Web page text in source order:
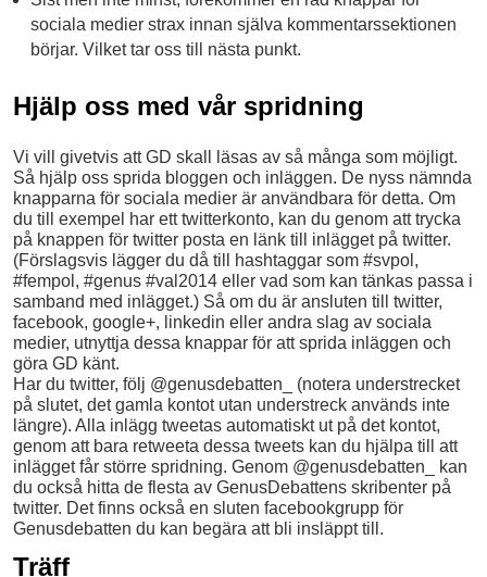
sociala medier strax innan själva kommentarssektionen
börjar. Vilket tar oss till nästa punkt.
Hjälp oss med vår spridning
Vi vill givetvis att GD skall läsas av så många som möjligt.
Så hjälp oss sprida bloggen och inläggen. De nyss nämnda
knapparna för sociala medier är användbara för detta. Om
du till exempel har ett twitterkonto, kan du genom att trycka
på knappen för twitter posta en länk till inlägget på twitter.
(Förslagsvis lägger du då till hashtaggar som #svpol,
#fempol, #genus #val2014 eller vad som kan tänkas passa i
samband med inlägget.) Så om du är ansluten till twitter,
facebook, google+, linkedin eller andra slag av sociala
medier, utnyttja dessa knappar för att sprida inläggen och
göra GD känt.
Har du twitter, följ @genusdebatten_ (notera understrecket
på slutet, det gamla kontot utan understreck används inte
längre). Alla inlägg tweetas automatiskt ut på det kontot,
genom att bara retweeta dessa tweets kan du hjälpa till att
inlägget får större spridning. Genom @genusdebatten_ kan
du också hitta de flesta av GenusDebattens skribenter på
twitter. Det finns också en sluten facebookgrupp för
Genusdebatten du kan begära att bli insläppt till.
Träff